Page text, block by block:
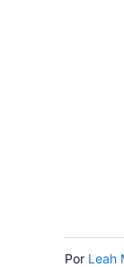
Por Leah